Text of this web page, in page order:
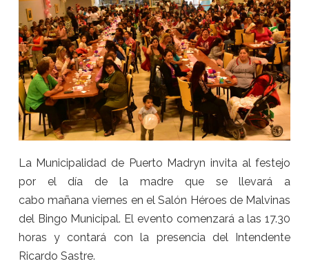
La Municipalidad de Puerto Madryn invita al festejo
por el día de la madre que se llevará a
cabomañana viernes en el Salón Héroes de Malvinas
del Bingo Municipal. El evento comenzará a las 17.30
horas y contará con la presencia del Intendente
Ricardo Sastre.